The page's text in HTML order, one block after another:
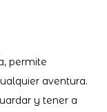
permite
aventura.
y tener a